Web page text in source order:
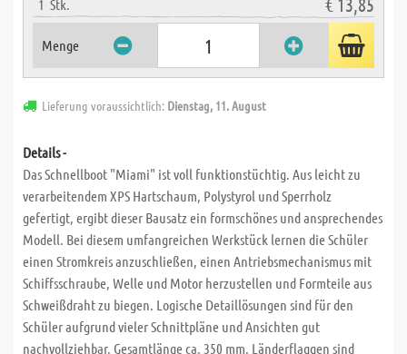
1 Stk.
Menge
Lieferung voraussichtlich: Dienstag, 11. August
Details -
Das Schnellboot "Miami" ist voll funktionstüchtig. Aus leicht zu
verarbeitendem XPS Hartschaum, Polystyrol und Sperrholz
gefertigt, ergibt dieser Bausatz ein formschönes und ansprechendes
Modell. Bei diesem umfangreichen Werkstück lernen die Schüler
einen Stromkreis anzuschließen, einen Antriebsmechanismus mit
Schiffsschraube, Welle und Motor herzustellen und Formteile aus
Schweißdraht zu biegen. Logische Detaillösungen sind für den
Schüler aufgrund vieler Schnittpläne und Ansichten gut
nachvollziehbar. Gesamtlänge ca. 350 mm. Länderflaggen sind